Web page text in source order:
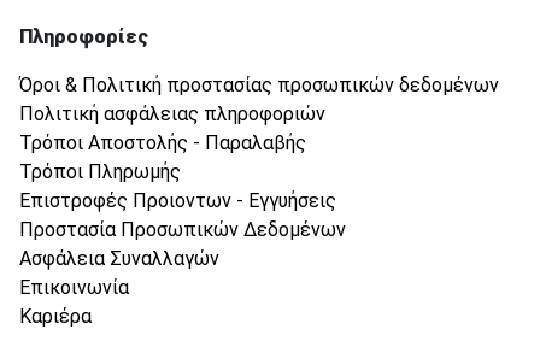
Πληροφορίες
Όροι & Πολιτική προστασίας προσωπικών δεδομένων
Πολιτική ασφάλειας πληροφοριών
Τρόποι Αποστολής - Παραλαβής
Τρόποι Πληρωμής
Επιστροφές Προιοντων - Εγγυήσεις
Προστασία Προσωπικών Δεδομένων
Ασφάλεια Συναλλαγών
Επικοινωνία
Καριέρα